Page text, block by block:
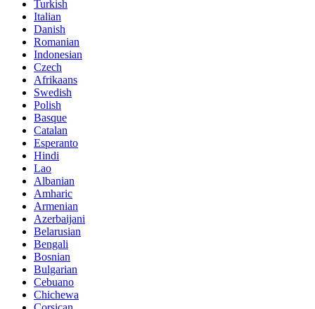
Turkish
Italian
Danish
Romanian
Indonesian
Czech
Afrikaans
Swedish
Polish
Basque
Catalan
Esperanto
Hindi
Lao
Albanian
Amharic
Armenian
Azerbaijani
Belarusian
Bengali
Bosnian
Bulgarian
Cebuano
Chichewa